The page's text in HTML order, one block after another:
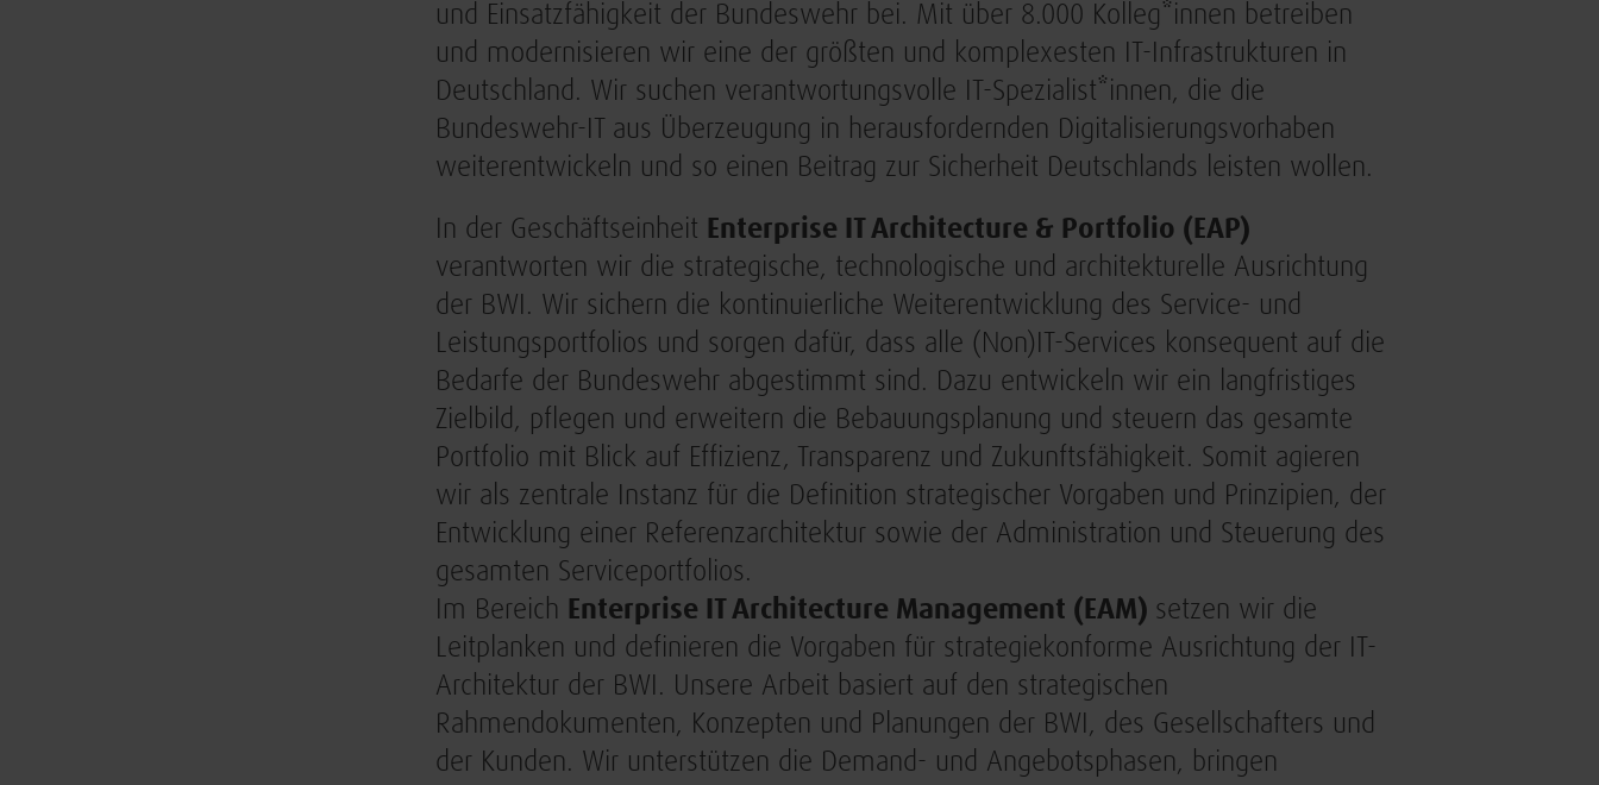
und Einsatzfähigkeit der Bundeswehr bei. Mit über 8.000 Kolleg*innen betreiben
und modernisieren wir eine der größten und komplexesten IT-Infrastrukturen in
Deutschland. Wir suchen verantwortungsvolle IT-Spezialist*innen, die die
Bundeswehr-IT aus Überzeugung in herausfordernden Digitalisierungsvorhaben
weiterentwickeln und so einen Beitrag zur Sicherheit Deutschlands leisten wollen.
In der Geschäftseinheit Enterprise IT Architecture & Portfolio (EAP)
verantworten wir die strategische, technologische und architekturelle Ausrichtung
der BWI. Wir sichern die kontinuierliche Weiterentwicklung des Service- und
Leistungsportfolios und sorgen dafür, dass alle (Non)IT-Services konsequent auf die
Bedarfe der Bundeswehr abgestimmt sind. Dazu entwickeln wir ein langfristiges
Zielbild, pflegen und erweitern die Bebauungsplanung und steuern das gesamte
Portfolio mit Blick auf Effizienz, Transparenz und Zukunftsfähigkeit. Somit agieren
wir als zentrale Instanz für die Definition strategischer Vorgaben und Prinzipien, der
Entwicklung einer Referenzarchitektur sowie der Administration und Steuerung des
gesamten Serviceportfolios.
Im Bereich Enterprise IT Architecture Management (EAM) setzen wir die
Leitplanken und definieren die Vorgaben für strategiekonforme Ausrichtung der IT-
Architektur der BWI. Unsere Arbeit basiert auf den strategischen
Rahmendokumenten, Konzepten und Planungen der BWI, des Gesellschafters und
der Kunden. Wir unterstützen die Demand- und Angebotsphasen, bringen